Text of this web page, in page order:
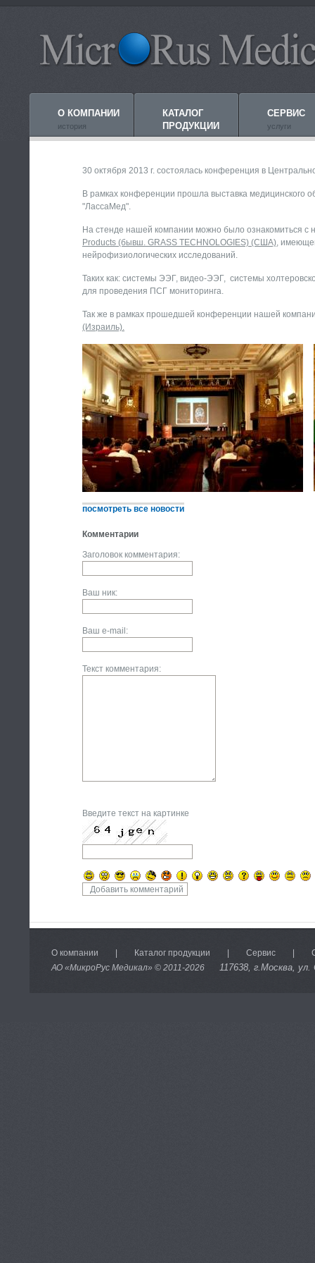
О КОМПАНИИ
история
КАТАЛОГ
ПРОДУКЦИИ
СЕРВИС
услуги
30 октября 2013 г. состоялась конференция в
В рамках конференции прошла выставка медицинского
"ЛассаМед".
На стенде нашей компании можно было ознакомиться
Products (бывш. GRASS TECHNOLOGIES) (США),
нейрофизиологических исследований.
Таких как: системы ЭЭГ, видео-ЭЭГ, системы
для проведения ПСГ мониторинга.
Так же в рамках прошедшей конференции нашей
(Израиль).
посмотреть все новости
Комментарии
Заголовок комментария:
Ваш ник:
Ваш e-mail:
Текст комментария:
Введите текст на картинке
О компании Каталог продукции Сервис
АО «МикроРус Медикал» © 2011-2026 117638, г.Москва, ул.